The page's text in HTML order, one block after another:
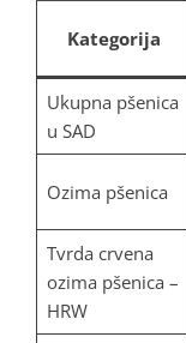
Kategorija
Ukupna pšenica
u SAD
Ozima pšenica
Tvrda crvena
ozima pšenica –
HRW